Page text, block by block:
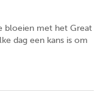
bloeien met het Great
dag een kans is om